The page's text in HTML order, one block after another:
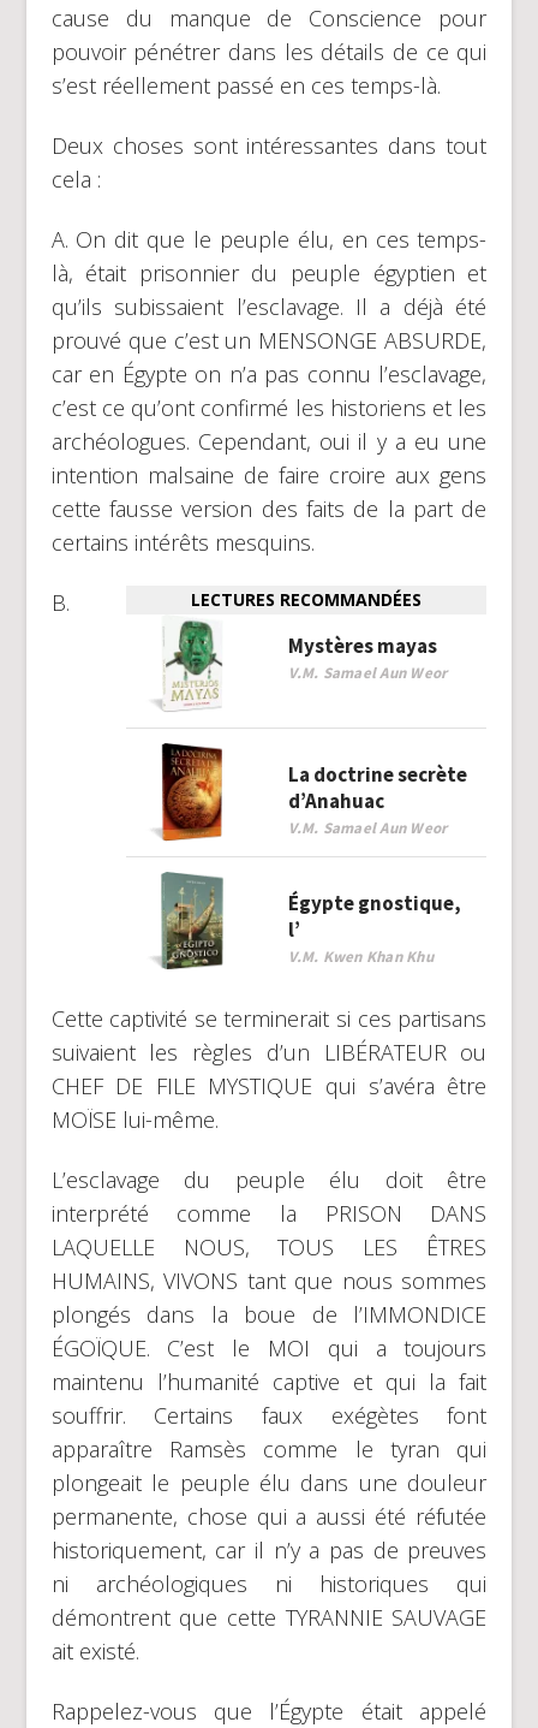
cause du manque de Conscience pour
pouvoir pénétrer dans les détails de ce qui
s’est réellement passé en ces temps-là.
Deux choses sont intéressantes dans tout
cela :
A. On dit que le peuple élu, en ces temps-
là, était prisonnier du peuple égyptien et
qu’ils subissaient l’esclavage. Il a déjà été
prouvé que c’est un MENSONGE ABSURDE,
car en Égypte on n’a pas connu l’esclavage,
c’est ce qu’ont confirmé les historiens et les
archéologues. Cependant, oui il y a eu une
intention malsaine de faire croire aux gens
cette fausse version des faits de la part de
certains intérêts mesquins.
LECTURES RECOMMANDÉES
Mystères mayas
V.M. Samael Aun Weor
La doctrine secrète
d’Anahuac
V.M. Samael Aun Weor
Égypte gnostique,
l’
V.M. Kwen Khan Khu
B.
Cette captivité se terminerait si ces partisans
suivaient les règles d’un LIBÉRATEUR ou
CHEF DE FILE MYSTIQUE qui s’avéra être
MOÏSE lui-même.
L’esclavage du peuple élu doit être
interprété comme la PRISON DANS
LAQUELLE NOUS, TOUS LES ÊTRES
HUMAINS, VIVONS tant que nous sommes
plongés dans la boue de l’IMMONDICE
ÉGOÏQUE. C’est le MOI qui a toujours
maintenu l’humanité captive et qui la fait
souffrir. Certains faux exégètes font
apparaître Ramsès comme le tyran qui
plongeait le peuple élu dans une douleur
permanente, chose qui a aussi été réfutée
historiquement, car il n’y a pas de preuves
ni archéologiques ni historiques qui
démontrent que cette TYRANNIE SAUVAGE
ait existé.
Rappelez-vous que l’Égypte était appelé